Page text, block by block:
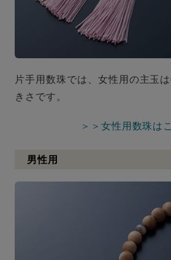
片手用数珠では、女性用の主玉
きさです。
＞＞女性用数珠は
男性用